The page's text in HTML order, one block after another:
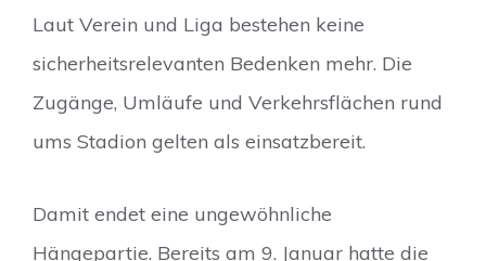
Laut Verein und Liga bestehen keine
sicherheitsrelevanten Bedenken mehr. Die
Zugänge, Umläufe und Verkehrsflächen rund
ums Stadion gelten als einsatzbereit.
Damit endet eine ungewöhnliche
Hängepartie. Bereits am 9. Januar hatte die